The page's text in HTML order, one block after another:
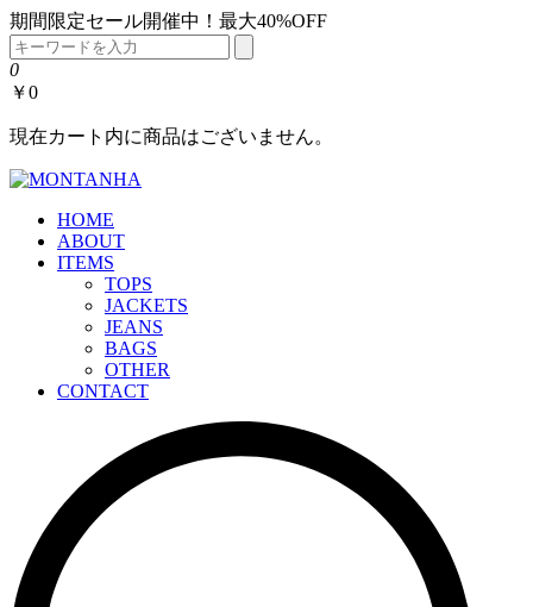
期間限定セール開催中！最大40%OFF
0
￥0
現在カート内に商品はございません。
HOME
ABOUT
ITEMS
TOPS
JACKETS
JEANS
BAGS
OTHER
CONTACT